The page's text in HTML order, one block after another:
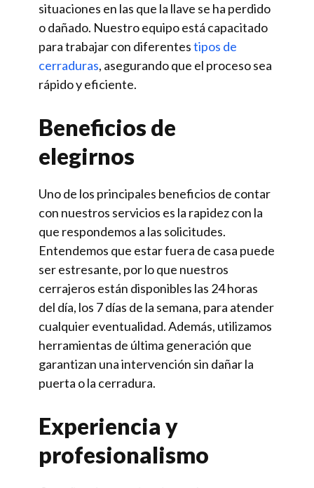
situaciones en las que la llave se ha perdido
o dañado. Nuestro equipo está capacitado
para trabajar con diferentestipos de
cerraduras, asegurando que el proceso sea
rápido y eficiente.
Beneficios de
elegirnos
Uno de los principales beneficios de contar
con nuestros servicios es la rapidez con la
que respondemos a las solicitudes.
Entendemos que estar fuera de casa puede
ser estresante, por lo que nuestros
cerrajeros están disponibles las 24 horas
del día, los 7 días de la semana, para atender
cualquier eventualidad. Además, utilizamos
herramientas de última generación que
garantizan una intervención sin dañar la
puerta o la cerradura.
Experiencia y
profesionalismo